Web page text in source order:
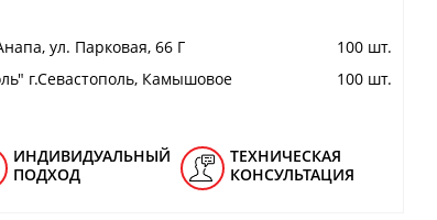
ул. Парковая, 66 Г
100 шт.
г.Севастополь, Камышовое
100 шт.
ИНДИВИДУАЛЬНЫЙ
ПОДХОД
ТЕХНИЧЕСКАЯ
КОНСУЛЬТАЦИЯ